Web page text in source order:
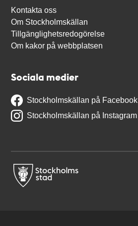
Kontakta oss
Om Stockholmskällan
Tillgänglighetsredogörelse
Om kakor på webbplatsen
Sociala medier
Stockholmskällan på Facebook
Stockholmskällan på Instagram